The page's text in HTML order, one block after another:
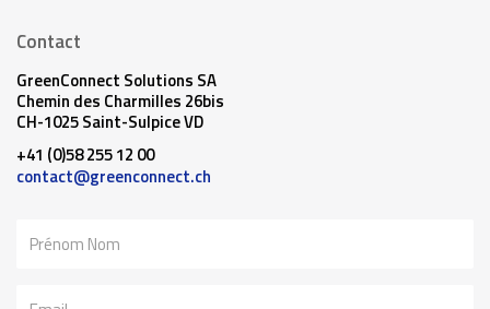
Contact
GreenConnect Solutions SA
Chemin des Charmilles 26bis
CH-1025 Saint-Sulpice VD
+41 (0)58 255 12 00
contact@greenconnect.ch